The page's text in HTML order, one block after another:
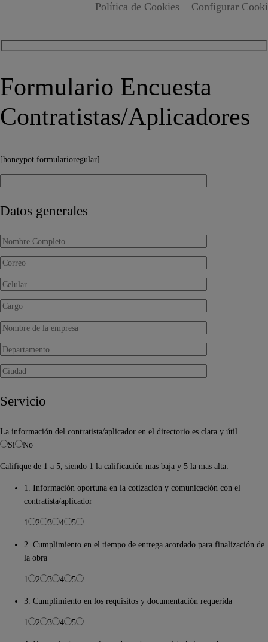
Política de Cookies Configurar
Formulario Encuesta
Contratistas/Aplicadores
[honeypot formularioregular]
Datos generales
Servicio
La información del contratista/aplicador en el directorio es clara y útil
Si
No
Califique de 1 a 5, siendo 1 la calificación mas baja y 5 la mas alta:
1. Información oportuna en la cotización y comunicación con el
contratista/aplicador
1 2 3 4 5
2. Cumplimiento en el tiempo de entrega acordado para finalización de
la obra
1 2 3 4 5
3. Cumplimiento en los requisitos y documentación requerida
1 2 3 4 5